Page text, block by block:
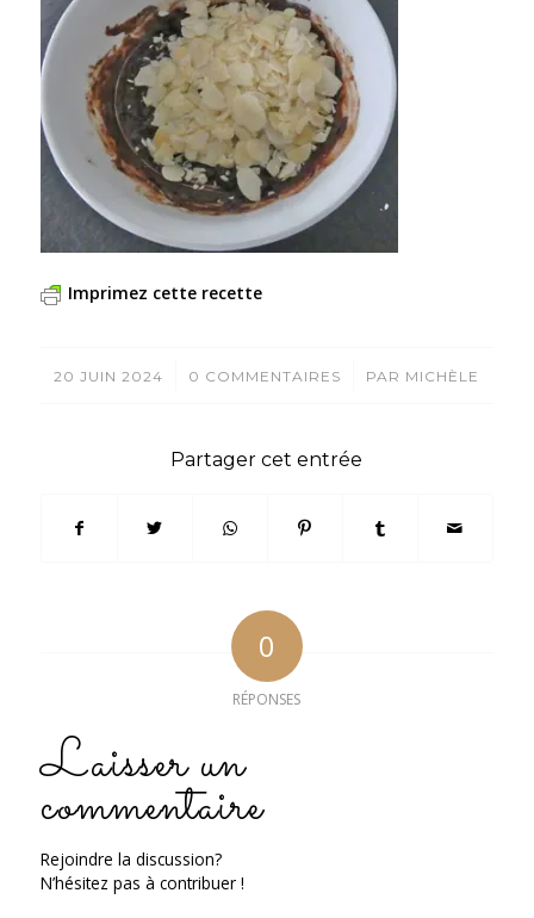
Imprimez cette recette
20 JUIN 2024
/ 0 COMMENTAIRES
/ PAR MICHÈLE
Partager cet entrée
0
RÉPONSES
Laisser un
commentaire
Rejoindre la discussion?
N’hésitez pas à contribuer !